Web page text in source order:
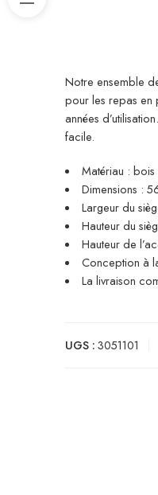
Notre ensemble
pour les repas en
années
facile.
Matériau : bois
Dimensions :
Largeur du
Hauteur du
Hauteur de
Conception à
La livraison
UGS :3051101